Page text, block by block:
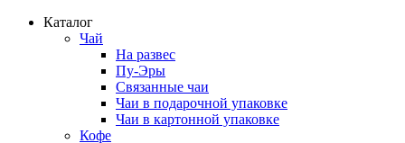
Каталог
Чай
На развес
Пу-Эры
Связанные чаи
Чаи в подарочной упаковке
Чаи в картонной упаковке
Кофе